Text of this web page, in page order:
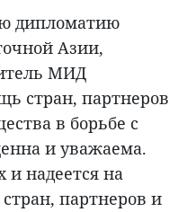
дипломатию
Азии,
МИД
стран, партнеров
в борьбе с
и уважаема.
и надеется на
партнеров и